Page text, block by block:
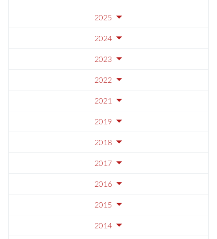
2025
2024
2023
2022
2021
2019
2018
2017
2016
2015
2014